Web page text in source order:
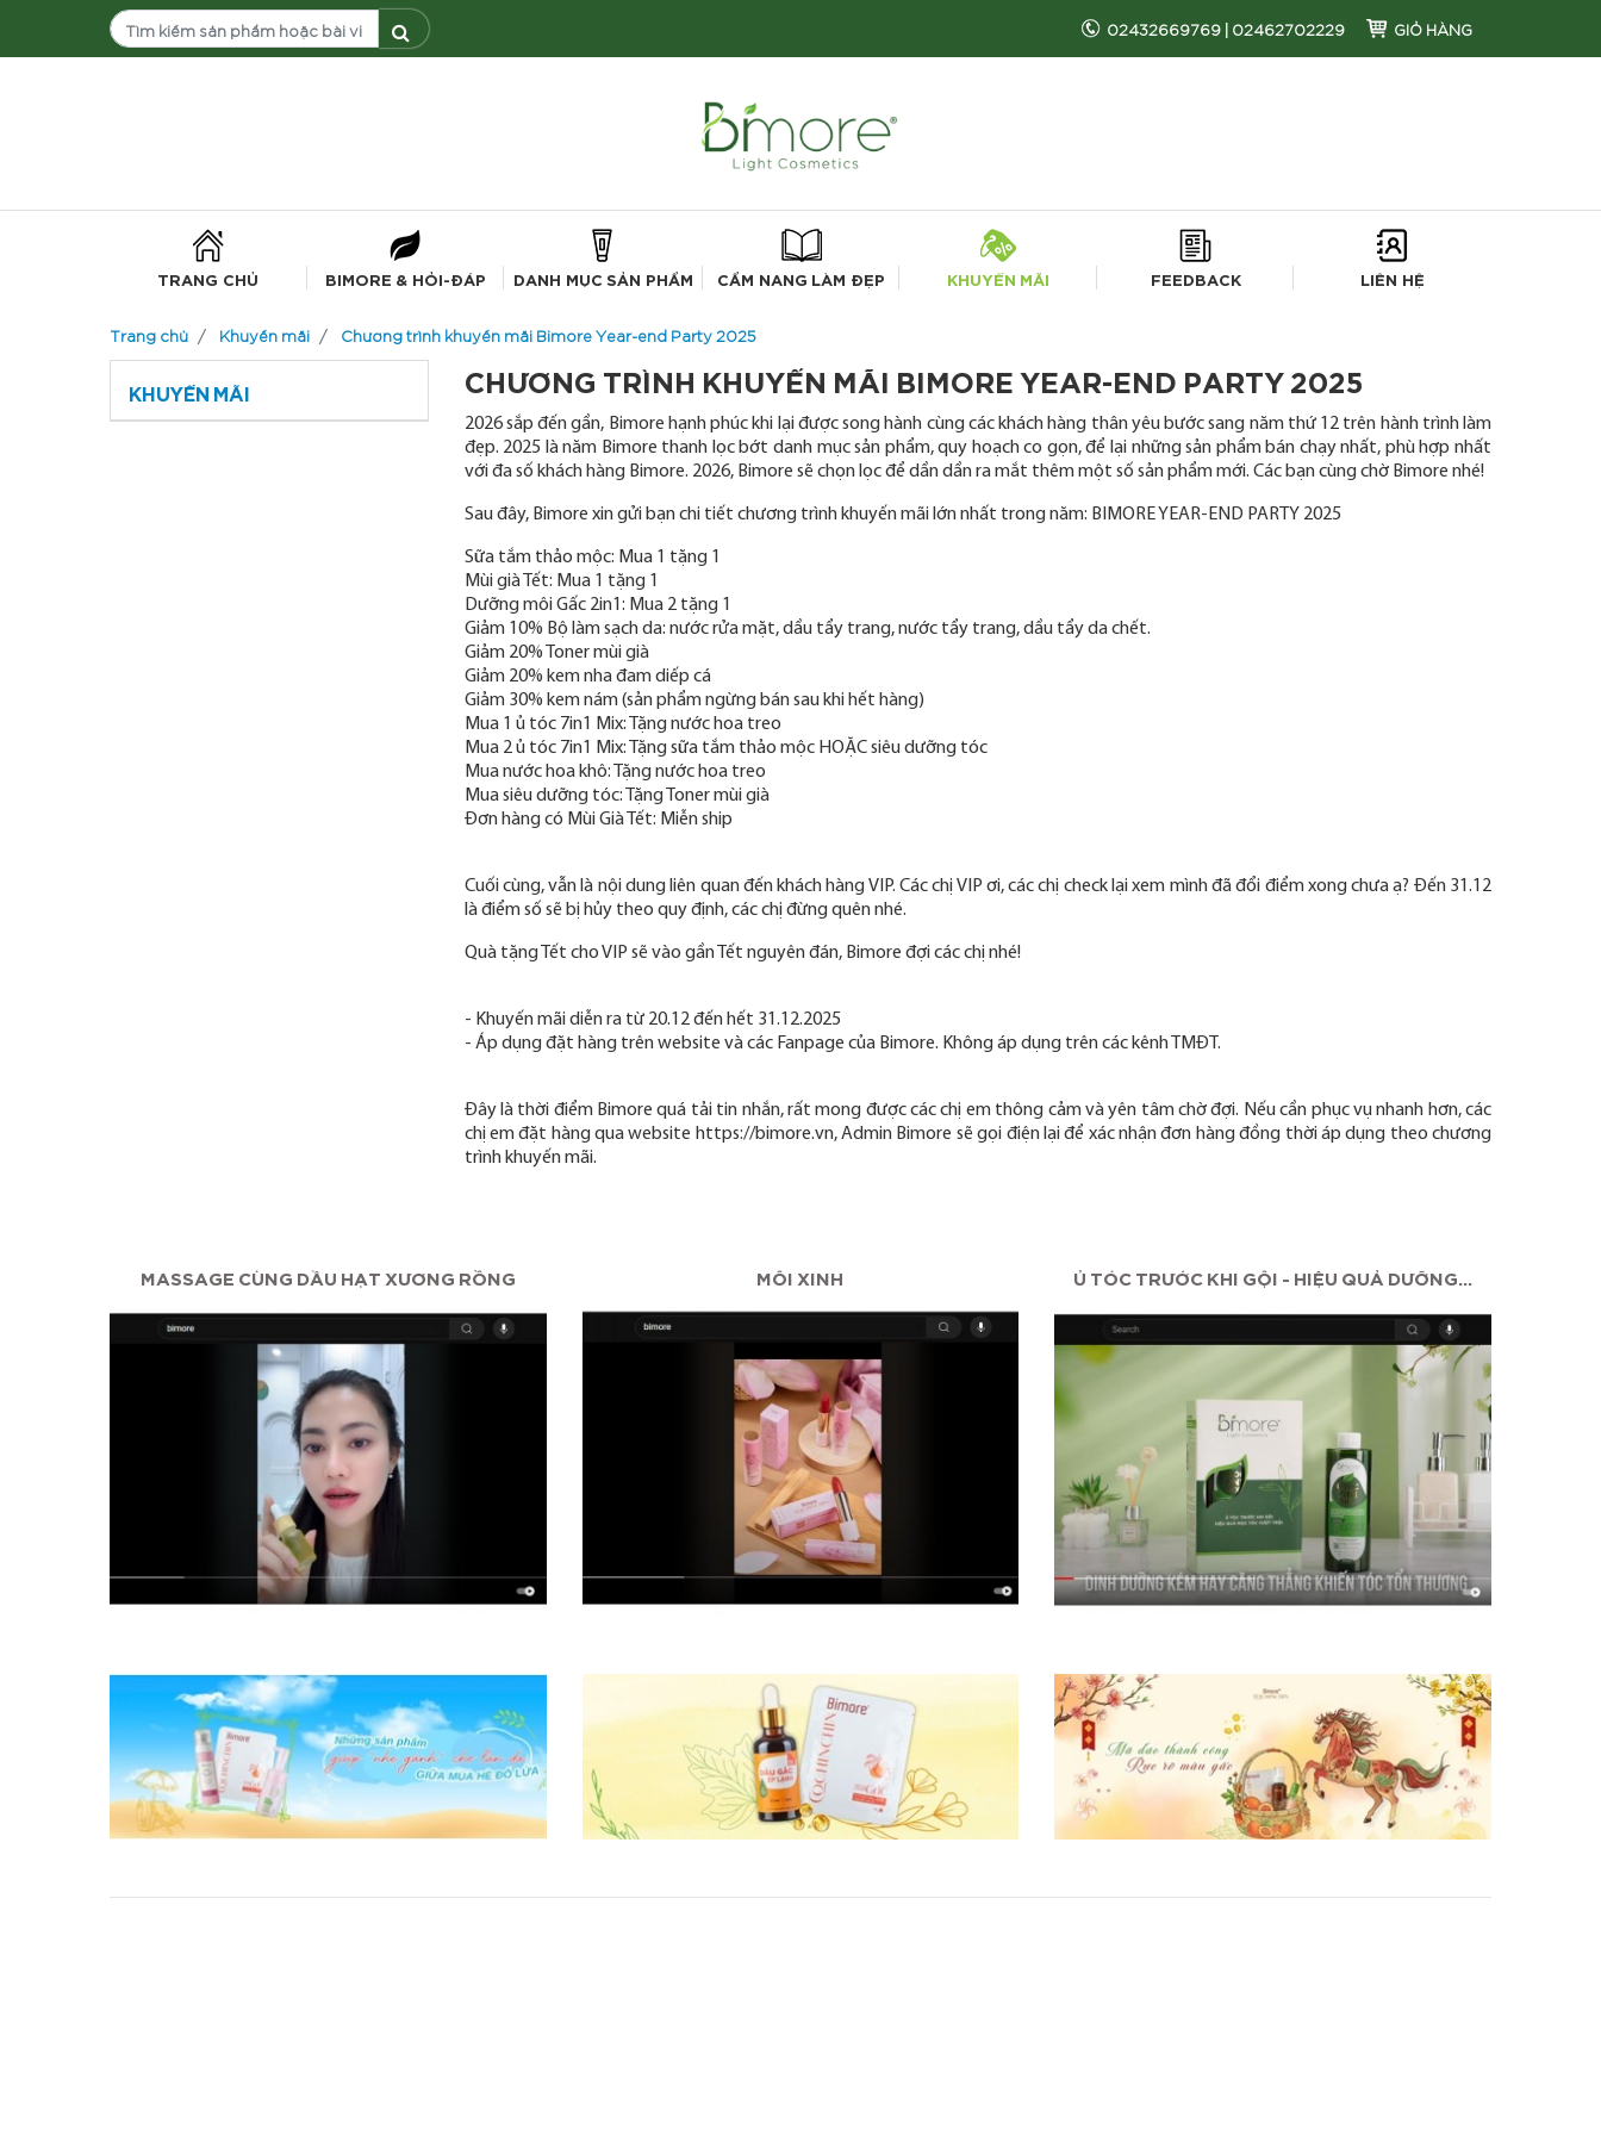
02432669769|02462702229 GIỎ HÀNG
TRANG CHỦ BIMORE & HỎI-ĐÁP DANH MỤC SẢN PHẨM CẨM NANG LÀM ĐẸP KHUYẾN MÃI FEEDBACK
LIÊN HỆ
Trang chủ
Khuyến mãi Chương trình khuyến mãi Bimore Year-end Party 2025
KHUYẾN MÃI CHƯƠNG TRÌNH KHUYẾN MÃI BIMORE YEAR-END PARTY 2025
2026 sắp đến gần, Bimore hạnh phúc khi lại được song hành cùng các khách hàng thân yêu bước sang năm thứ 12 trên hành trình làm
đẹp. 2025 là năm Bimore thanh lọc bớt danh mục sản phẩm, quy hoạch co gọn, để lại những sản phẩm bán chạy nhất, phù hợp nhất
với đa số khách hàng Bimore. 2026, Bimore sẽ chọn lọc để dần dần ra mắt thêm một số sản phẩm mới. Các bạn cùng chờ Bimore nhé!
Sau đây, Bimore xin gửi bạn chi tiết chương trình khuyến mãi lớn nhất trong năm: BIMORE YEAR-END PARTY 2025
Sữa tắm thảo mộc: Mua 1 tặng 1
Mùi già Tết: Mua 1 tặng 1
Dưỡng môi Gấc 2in1: Mua 2 tặng 1
Giảm 10% Bộ làm sạch da: nước rửa mặt, dầu tẩy trang, nước tẩy trang, dầu tẩy da chết.
Giảm 20% Toner mùi già
Giảm 20% kem nha đam diếp cá
Giảm 30% kem nám (sản phẩm ngừng bán sau khi hết hàng)
Mua 1 ủ tóc 7in1 Mix: Tặng nước hoa treo
Mua 2 ủ tóc 7in1 Mix: Tặng sữa tắm thảo mộc HOẶC siêu dưỡng tóc
Mua nước hoa khô: Tặng nước hoa treo
Mua siêu dưỡng tóc: Tặng Toner mùi già
Đơn hàng có Mùi Già Tết: Miễn ship
Cuối cùng, vẫn là nội dung liên quan đến khách hàng VIP. Các chị VIP ơi, các chị check lại xem mình đã đổi điểm xong chưa ạ? Đến 31.12
là điểm số sẽ bị hủy theo quy định, các chị đừng quên nhé.
Quà tặng Tết cho VIP sẽ vào gần Tết nguyên đán, Bimore đợi các chị nhé!
- Khuyến mãi diễn ra từ 20.12 đến hết 31.12.2025
- Áp dụng đặt hàng trên website và các Fanpage của Bimore. Không áp dụng trên các kênh TMĐT.
Đây là thời điểm Bimore quá tải tin nhắn, rất mong được các chị em thông cảm và yên tâm chờ đợi. Nếu cần phục vụ nhanh hơn, các
chị em đặt hàng qua website https://bimore.vn, Admin Bimore sẽ gọi điện lại để xác nhận đơn hàng đồng thời áp dụng theo chương
trình khuyến mãi.
MASSAGE CÙNG DẦU HẠT XƯƠNG RỒNG MÔI XINH Ủ TÓC TRƯỚC KHI GỘI - HIỆU QUẢ DƯỠNG...